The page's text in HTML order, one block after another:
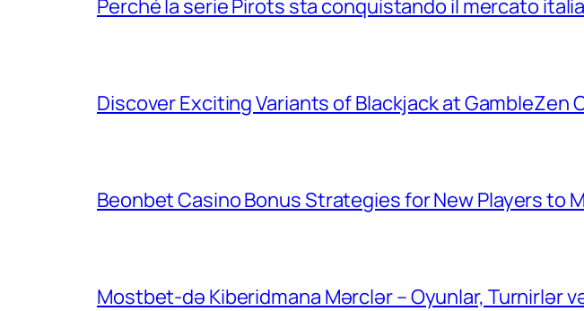
Perché la serie Pirots sta conquistando il mercato
Discover Exciting Variants of Blackjack at GambleZen
Beonbet Casino Bonus Strategies for New Players to
Mostbet-də Kiberidmana Mərclər – Oyunlar, Turnirlər